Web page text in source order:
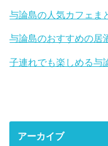
与論島の人気カフェま
与論島のおすすめの居
子連れでも楽しめる与
アーカイブ